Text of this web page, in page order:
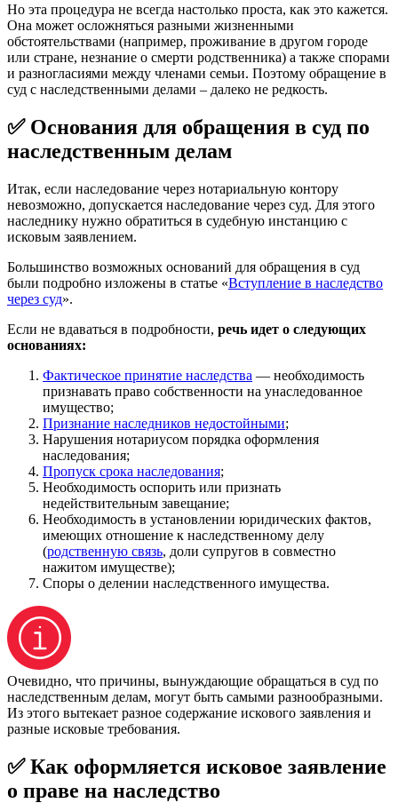
Но эта процедура не всегда настолько проста, как это кажется.
Она может осложняться разными жизненными
обстоятельствами (например, проживание в другом городе
или стране, незнание о смерти родственника) а также спорами
и разногласиями между членами семьи. Поэтому обращение в
суд с наследственными делами – далеко не редкость.
✅ Основания для обращения в суд по
наследственным делам
Итак, если наследование через нотариальную контору
невозможно, допускается наследование через суд. Для этого
наследнику нужно обратиться в судебную инстанцию с
исковым заявлением.
Большинство возможных оснований для обращения в суд
были подробно изложены в статье «Вступление в наследство
через суд».
Если не вдаваться в подробности, речь идет о следующих
основаниях:
Фактическое принятие наследства — необходимость
признавать право собственности на унаследованное
имущество;
Признание наследников недостойными;
Нарушения нотариусом порядка оформления
наследования;
Пропуск срока наследования;
Необходимость оспорить или признать
недействительным завещание;
Необходимость в установлении юридических фактов,
имеющих отношение к наследственному делу
(родственную связь, доли супругов в совместно
нажитом имуществе);
Споры о делении наследственного имущества.
Очевидно, что причины, вынуждающие обращаться в суд по
наследственным делам, могут быть самыми разнообразными.
Из этого вытекает разное содержание искового заявления и
разные исковые требования.
✅ Как оформляется исковое заявление
о праве на наследство